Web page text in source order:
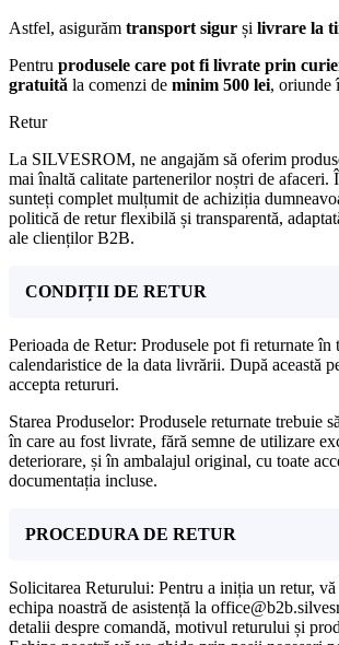
Astfel, asigurăm transport sigur și livrare la
Pentru produsele care pot fi livrate prin
gratuită la comenzi de minim 500 lei, oriunde
Retur
La SILVESROM, ne angajăm să oferim
mai înaltă calitate partenerilor noștri de afaceri.
sunteți complet mulțumit de achiziția
politică de retur flexibilă și transparentă,
ale clienților B2B.
CONDIȚII DE RETUR
Perioada de Retur: Produsele pot fi returnate în
calendaristice de la data livrării. După această
accepta retururi.
Starea Produselor: Produsele returnate trebuie
în care au fost livrate, fără semne de utilizare
deteriorare, și în ambalajul original, cu toate
documentația incluse.
PROCEDURA DE RETUR
Solicitarea Returului: Pentru a iniția un retur,
echipa noastră de asistență la
detalii despre comandă, motivul returului și